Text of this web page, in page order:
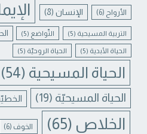
الأرواح (6) الإنسان(8)
التربية المسيحية (5) التّواضع (5)
الحياة الأبدية (5) الحياة الروحيّة (5)
الحياة المسيحية (54)
الحياة المسيحيّة (19)
الخلاص (65) الخوف (6)